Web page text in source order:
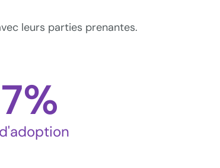
leurs parties prenantes.
%